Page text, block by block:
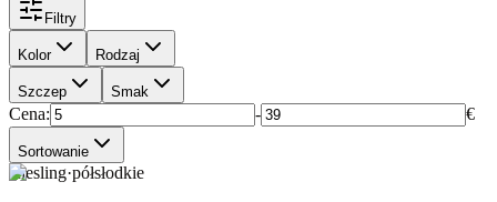
Filtry
Kolor Rodzaj
Szczep Smak
Cena: - €
Sortowanie
Riesling·półsłodkie